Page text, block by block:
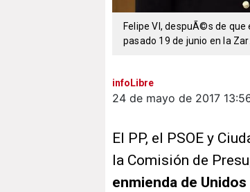
Felipe VI, despuÃ©s de que
pasado 19 de junio en la
infoLibre
24 de mayo de 2017
El PP, el PSOE y
la Comisión de
enmienda de